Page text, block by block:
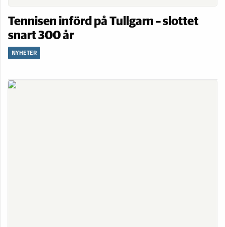
Tennisen införd på Tullgarn – slottet
snart 300 år
NYHETER